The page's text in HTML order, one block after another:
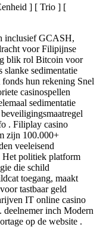
] [ Trio ] [
inclusief GCASH,
voor Filipijnse
blik rol Bitcoin voor
sedimentatie
hun rekening Snel
casinospellen
sedimentatie
. Filiplay casino
zijn 100.000+
veeleisend
Het politiek platform
die schild
toegang, maakt
tastbaar geld
IT online casino
deelnemer inch Modern
op de website .